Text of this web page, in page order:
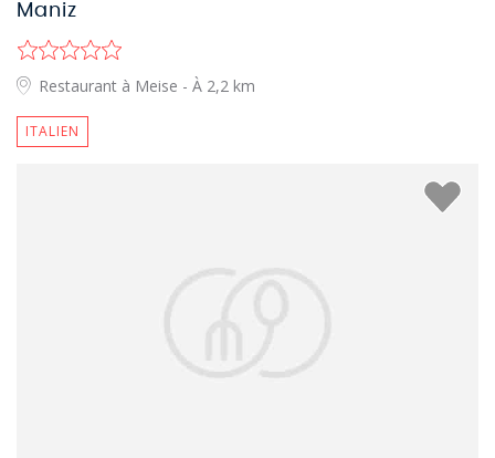
Maniz
Restaurant à Meise - À 2,2 km
ITALIEN